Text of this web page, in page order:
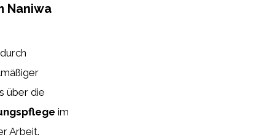
Naniwa
über die
im
Arbeit.